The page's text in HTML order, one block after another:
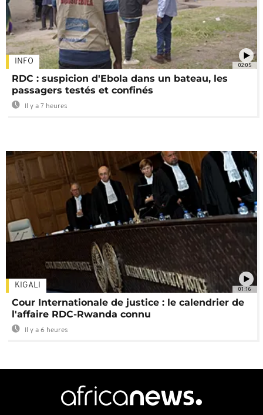
02:05
INFO
RDC : suspicion d'Ebola dans un bateau, les
passagers testés et confinés
Il y a 7 heures
01:16
KIGALI
Cour Internationale de justice : le calendrier de
l'affaire RDC-Rwanda connu
Il y a 6 heures